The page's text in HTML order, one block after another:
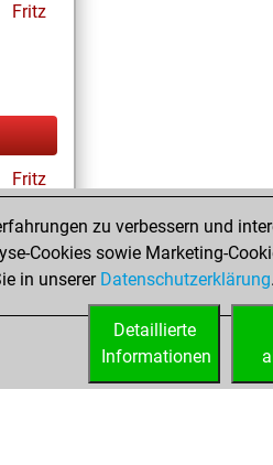
Fritz
Fritz
zu verbessern und
Cookies sowie Marketing-
in unserer Datenschutzerklärung.
Detaillierte
Informationen